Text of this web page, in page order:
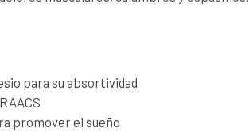
para su absortividad
promover el sueño